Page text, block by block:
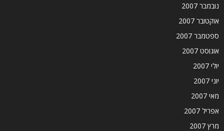
נובמבר 2007
אוקטובר 2007
ספטמבר 2007
אוגוסט 2007
יולי 2007
יוני 2007
מאי 2007
אפריל 2007
מרץ 2007